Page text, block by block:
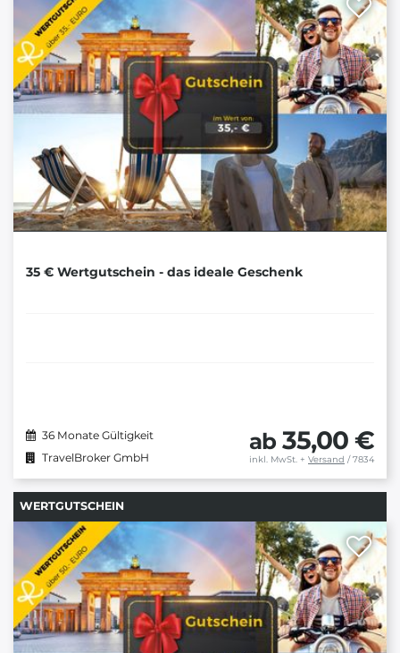
35 € Wertgutschein - das ideale Geschenk
36 Monate Gültigkeit
TravelBroker GmbH
ab 35,00 €
inkl. MwSt. + Versand / 7834
WERTGUTSCHEIN